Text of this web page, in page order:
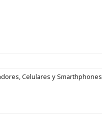
Celulares y Smarthphones